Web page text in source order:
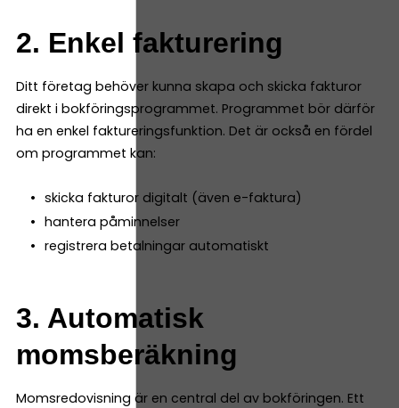
2. Enkel fakturering
Ditt företag behöver kunna skapa och skicka fakturor
direkt i bokföringsprogrammet. Programmet bör därför
ha en enkel faktureringsfunktion. Det är också en fördel
om programmet kan:
skicka fakturor digitalt (även e-faktura)
hantera påminnelser
registrera betalningar automatiskt
3. Automatisk
momsberäkning
Momsredovisning är en central del av bokföringen. Ett